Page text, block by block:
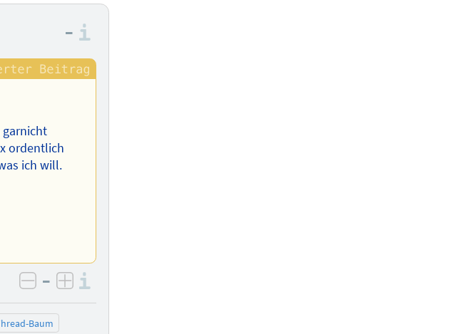
–
garnicht
ordentlich
ich will.
negativ bewerten
– positiv bewerten
Baum